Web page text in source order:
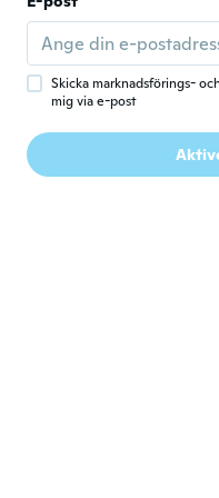
S Sibilla-
Schlechtes
bei einem
Skicka marknadsförings-
mig via e-post